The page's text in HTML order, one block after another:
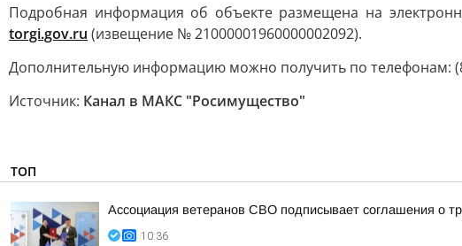
Подробная информация об объекте размещена на
torgi.gov.ru (извещение № 21000001960000002092).
Дополнительную информацию можно получить по телефонам:
Источник: Канал в МАКС "Росимущество"
ТОП
Ассоциация ветеранов СВО подписывает соглашения о
10:36